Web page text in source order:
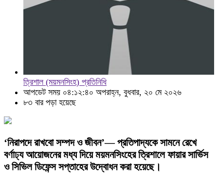
ত্রিশাল (ময়মনসিংহ) প্রতিনিধি
আপডেট সময় ০৪:১২:৪০ অপরাহ্ন, বুধবার, ২০ মে ২০২৬
৮৩ বার পড়া হয়েছে
‘নিরাপদে রাখবো সম্পদ ও জীবন’— প্রতিপাদ্যকে সামনে রেখে
বর্ণাঢ্য আয়োজনের মধ্য দিয়ে ময়মনসিংহের ত্রিশালে ফায়ার সার্ভিস
ও সিভিল ডিফেন্স সপ্তাহের উদ্বোধন করা হয়েছে।